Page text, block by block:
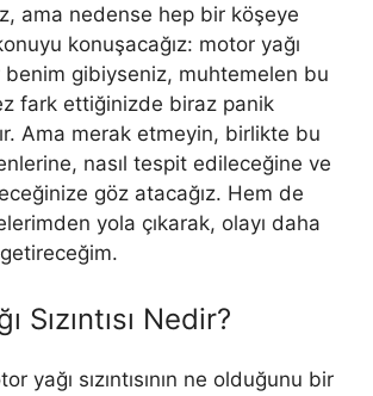
ama nedense hep bir köşeye
konuşacağız: motor yağı
benim gibiyseniz, muhtemelen bu
fark ettiğinizde biraz panik
Ama merak etmeyin, birlikte bu
nasıl tespit edileceğine ve
göz atacağız. Hem de
yola çıkarak, olayı daha
getireceğim.
Sızıntısı Nedir?
yağı sızıntısının ne olduğunu bir